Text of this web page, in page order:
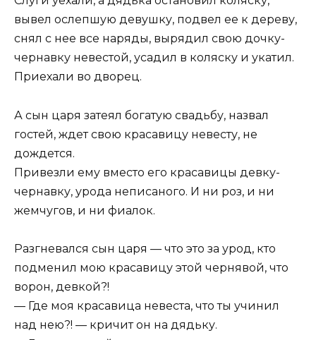
вывел ослепшую девушку, подвел ее к дереву,
снял с нее все наряды, вырядил свою дочку-
чернавку невестой, усадил в коляску и укатил.
Приехали во дворец.
А сын царя затеял богатую свадьбу, назвал
гостей, ждет свою красавицу невесту, не
дождется.
Привезли ему вместо его красавицы девку-
чернавку, урода неписаного. И ни роз, и ни
жемчугов, и ни фиалок.
Разгневался сын царя — что это за урод, кто
подменил мою красавицу этой чернявой, что
ворон, девкой?!
— Где моя красавица невеста, что ты учинил
над нею?! — кричит он на дядьку.